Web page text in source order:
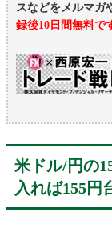
スなどをメルマガ
録後10日間無料で
米ドル/円の
入れば155円